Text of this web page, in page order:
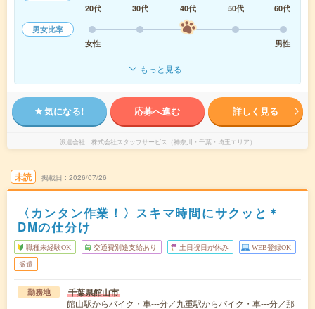
20代
30代 40代 50代
60代
男女比率
女性
男性
もっと見る
気になる! 応募へ進む 詳しく見る
派遣会社 株式会社スタッフサービス（神奈川・千葉・埼玉エリア）
未読 掲載日 2026/07/26
〈カンタン作業！〉スキマ時間にサクッと＊
DMの仕分け
職種未経験OK 交通費別途支給あり 土日祝日が休み WEB登録OK
派遣
勤務地 千葉県館山市
館山駅からバイク・車---分／九重駅からバイク・車---分／那